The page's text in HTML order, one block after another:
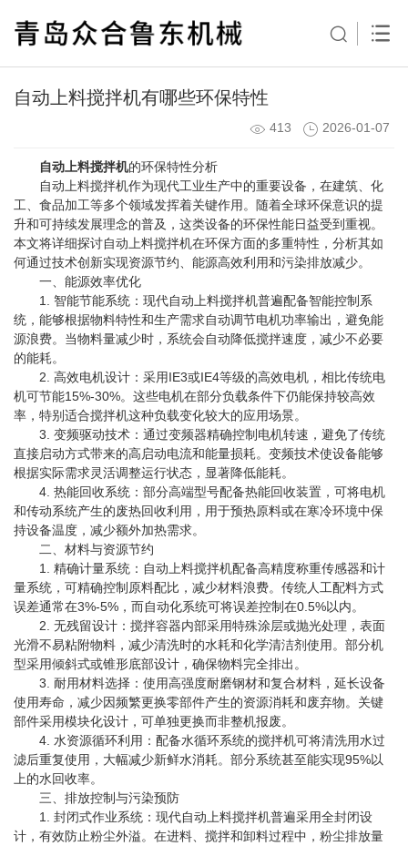
自动上料搅拌机有哪些环保特性
413 2026-01-07
自动上料搅拌机的环保特性分析
自动上料搅拌机作为现代工业生产中的重要设备，在建筑、化
工、食品加工等多个领域发挥着关键作用。随着全球环保意识的提
升和可持续发展理念的普及，这类设备的环保性能日益受到重视。
本文将详细探讨自动上料搅拌机在环保方面的多重特性，分析其如
何通过技术创新实现资源节约、能源高效利用和污染排放减少。
一、能源效率优化
1. 智能节能系统：现代自动上料搅拌机普遍配备智能控制系
统，能够根据物料特性和生产需求自动调节电机功率输出，避免能
源浪费。当物料量减少时，系统会自动降低搅拌速度，减少不必要
的能耗。
2. 高效电机设计：采用IE3或IE4等级的高效电机，相比传统电
机可节能15%-30%。这些电机在部分负载条件下仍能保持较高效
率，特别适合搅拌机这种负载变化较大的应用场景。
3. 变频驱动技术：通过变频器精确控制电机转速，避免了传统
直接启动方式带来的高启动电流和能量损耗。变频技术使设备能够
根据实际需求灵活调整运行状态，显著降低能耗。
4. 热能回收系统：部分高端型号配备热能回收装置，可将电机
和传动系统产生的废热回收利用，用于预热原料或在寒冷环境中保
持设备温度，减少额外加热需求。
二、材料与资源节约
1. 精确计量系统：自动上料搅拌机配备高精度称重传感器和计
量系统，可精确控制原料配比，减少材料浪费。传统人工配料方式
误差通常在3%-5%，而自动化系统可将误差控制在0.5%以内。
2. 无残留设计：搅拌容器内部采用特殊涂层或抛光处理，表面
光滑不易粘附物料，减少清洗时的水耗和化学清洁剂使用。部分机
型采用倾斜式或锥形底部设计，确保物料完全排出。
3. 耐用材料选择：使用高强度耐磨钢材和复合材料，延长设备
使用寿命，减少因频繁更换零部件产生的资源消耗和废弃物。关键
部件采用模块化设计，可单独更换而非整机报废。
4. 水资源循环利用：配备水循环系统的搅拌机可将清洗用水过
滤后重复使用，大幅减少新鲜水消耗。部分系统甚至能实现95%以
上的水回收率。
三、排放控制与污染预防
1. 封闭式作业系统：现代自动上料搅拌机普遍采用全封闭设
计，有效防止粉尘外溢。在进料、搅拌和卸料过程中，粉尘排放量